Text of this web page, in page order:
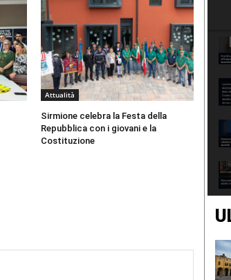
Attualità
Sirmione celebra la Festa della
Repubblica con i giovani e la
Costituzione